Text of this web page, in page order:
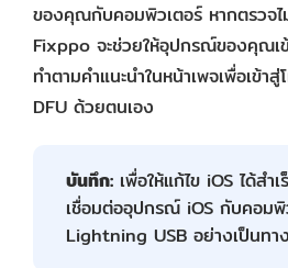
ของคุณกับคอมพิวเตอร์ หากตรว
Fixppo จะช่วยให้อุปกรณ์ของคุณเ
ทำตามคำแนะนำในหน้าเพจเพื่อเข้า
DFU ด้วยตนเอง
บันทึก: เพื่อให้แก้ไข iOS ได้สำ
เชื่อมต่ออุปกรณ์ iOS กับคอมพิ
Lightning USB อย่างเป็นท